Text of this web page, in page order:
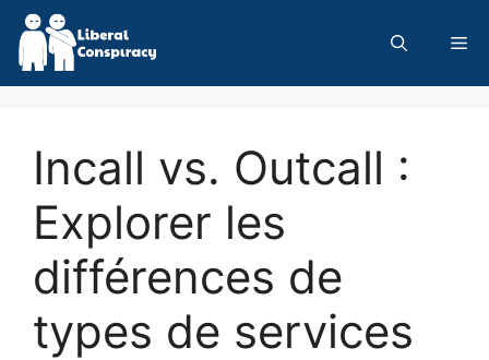
Skip
content
Incall vs. Outcall :
Explorer les
différences de
types de services